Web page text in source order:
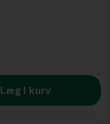
Læg i kurv